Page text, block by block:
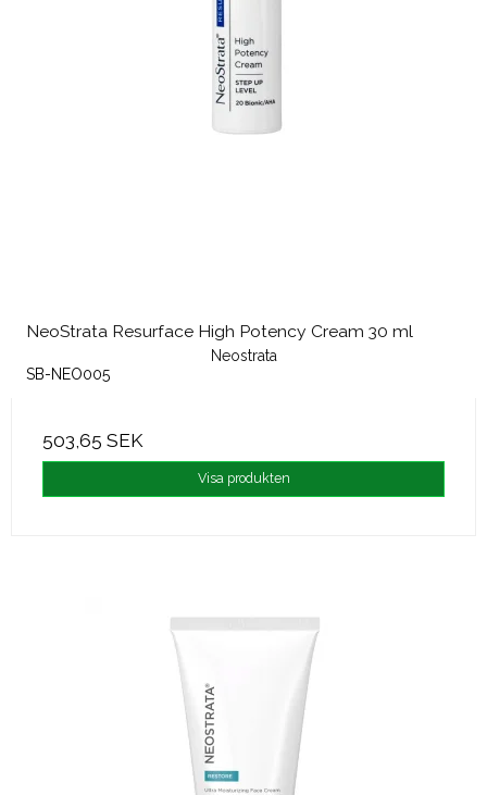
NeoStrata Resurface High Potency Cream 30 ml
Neostrata
SB-NEO005
503,65 SEK
Visa produkten